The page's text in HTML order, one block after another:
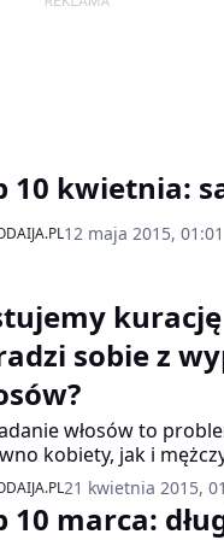
10 kwietnia:
12 maja 2015, 01:01
sobie z
włosów to
kobiety, jak i
przez stres, problemy
w organizmie,
często dotyczy
21 kwietnia 2015,
10 marca: